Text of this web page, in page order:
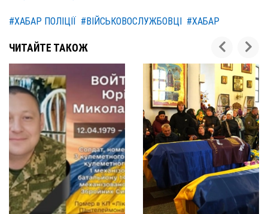
#ХАБАР ПОЛІЦІЇ #ВІЙСЬКОВОСЛУЖБОВЦІ #ХАБАР
ЧИТАЙТЕ ТАКОЖ